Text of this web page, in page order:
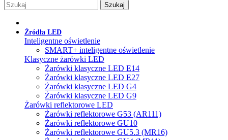
Szukaj
Źródła LED
Inteligentne oświetlenie
SMART+ inteligentne oświetlenie
Klasyczne żarówki LED
Żarówki klasyczne LED E14
Żarówki klasyczne LED E27
Żarówki klasyczne LED G4
Żarówki klasyczne LED G9
Żarówki reflektorowe LED
Żarówki reflektorowe G53 (AR111)
Żarówki reflektorowe GU10
Żarówki reflektorowe GU5.3 (MR16)